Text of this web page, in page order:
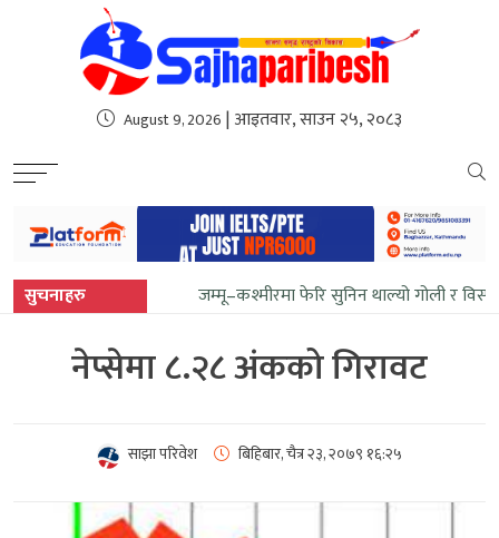
sweet bonanza
August 9, 2026 | आइतवार, साउन २५, २०८३
सुचनाहरु जम्मू–कश्मीरमा फेरि सुनिन थाल्यो गोली र
नेप्सेमा ८.२८ अंकको गिरावट
साझा परिवेश बिहिबार, चैत्र २३, २०७९ १६:२५